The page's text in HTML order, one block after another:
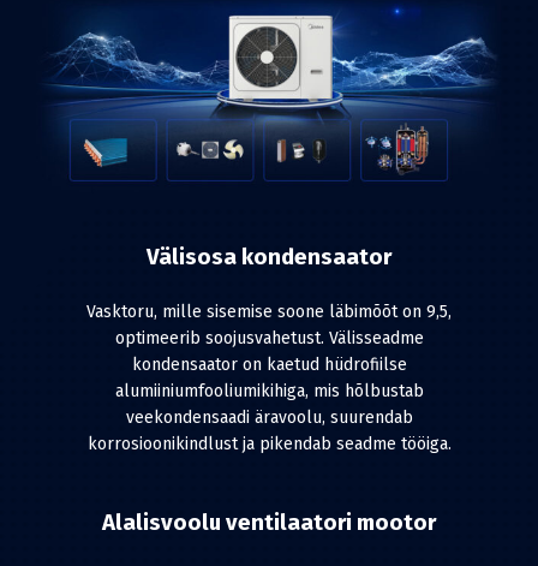
Välisosa kondensaator
Vasktoru, mille sisemise soone läbimõõt on 9,5,
optimeerib soojusvahetust. Välisseadme
kondensaator on kaetud hüdrofiilse
alumiiniumfooliumikihiga, mis hõlbustab
veekondensaadi äravoolu, suurendab
korrosioonikindlust ja pikendab seadme tööiga.
Alalisvoolu ventilaatori mootor